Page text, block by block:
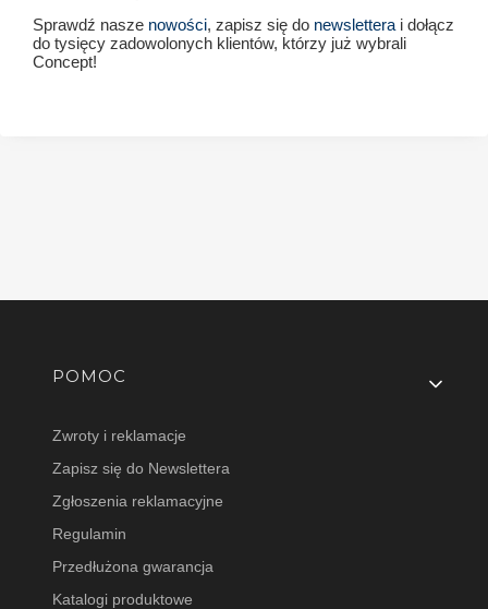
Sprawdź nasze nowości, zapisz się do newslettera i dołącz
do tysięcy zadowolonych klientów, którzy już wybrali
Concept!
Linki w stopce
POMOC
Zwroty i reklamacje
Zapisz się do Newslettera
Zgłoszenia reklamacyjne
Regulamin
Przedłużona gwarancja
Katalogi produktowe